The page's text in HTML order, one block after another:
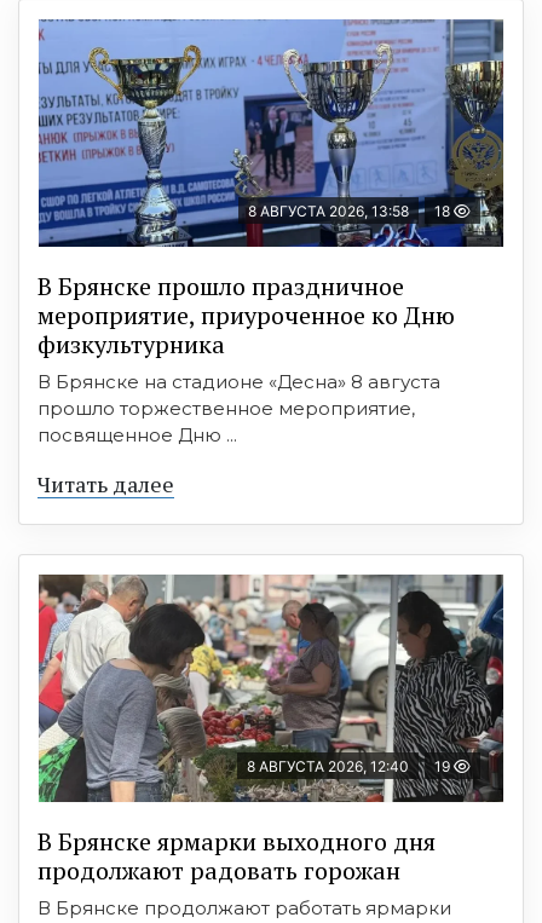
8 АВГУСТА 2026, 13:58 18
В Брянске прошло праздничное
мероприятие, приуроченное ко Дню
физкультурника
В Брянске на стадионе «Десна» 8 августа
прошло торжественное мероприятие,
посвященное Дню ...
Читать далее
8 АВГУСТА 2026, 12:40 19
В Брянске ярмарки выходного дня
продолжают радовать горожан
В Брянске продолжают работать ярмарки